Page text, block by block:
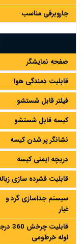
جاروبرقی مناسب
صفحه نمایشگر
قابلیت دمندگی هوا
فیلتر قابل شستشو
کیسه قابل شستشو
نشانگر پر شدن کیسه
دریچه ایمنی کیسه
قابلیت فشرده سازی
سیستم جداسازی گرد و
غبار
قابلیت چرخش
لوله خرطومی